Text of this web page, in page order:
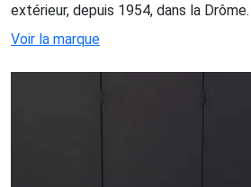
extérieur, depuis 1954, dans la Drôme.
Voir la marque